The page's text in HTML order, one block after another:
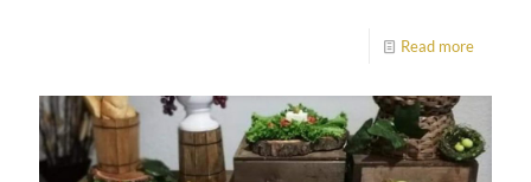
Read more